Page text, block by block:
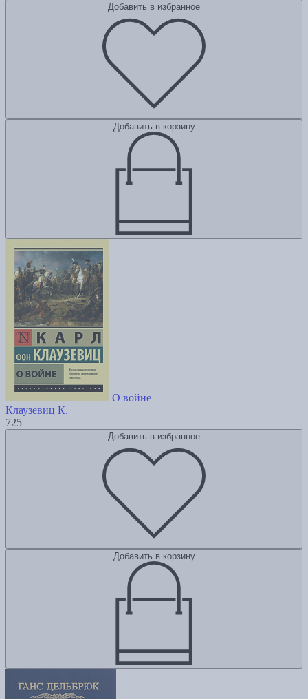
Добавить в избранное
Добавить в корзину
О войне
Клаузевиц К.
725
Добавить в избранное
Добавить в корзину